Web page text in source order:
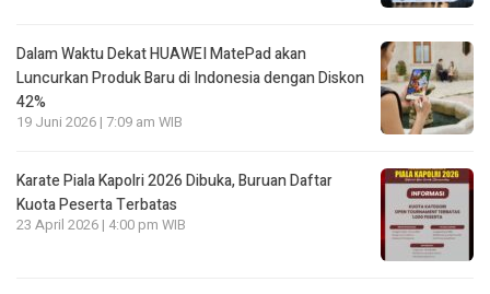
Dalam Waktu Dekat HUAWEI MatePad akan
Luncurkan Produk Baru di Indonesia dengan Diskon
42%
19 Juni 2026 | 7:09 am WIB
Karate Piala Kapolri 2026 Dibuka, Buruan Daftar
Kuota Peserta Terbatas
23 April 2026 | 4:00 pm WIB